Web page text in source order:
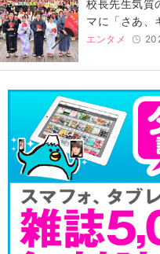
校長先生気
マに「さあ、
エンタメ